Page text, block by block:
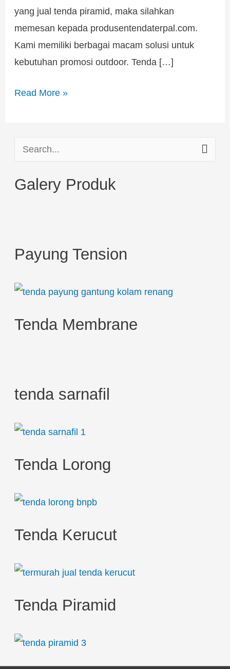
yang jual tenda piramid, maka silahkan
memesan kepada produsentendaterpal.com.
Kami memiliki berbagai macam solusi untuk
kebutuhan promosi outdoor. Tenda […]
Read More »
a
f
o
:
Galery Produk
Payung Tension
Tenda Membrane
tenda sarnafil
Tenda Lorong
Tenda Kerucut
Tenda Piramid